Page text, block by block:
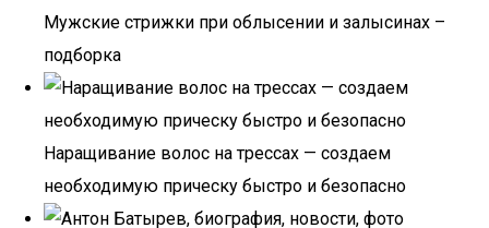
Мужские стрижки при облысении и залысинах –
подборка
Наращивание волос на трессах — создаем
необходимую прическу быстро и безопасно